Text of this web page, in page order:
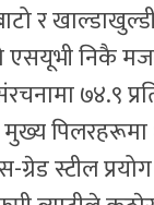
र
निकै
७४.९
मुख्य
ग्रेड स्टील